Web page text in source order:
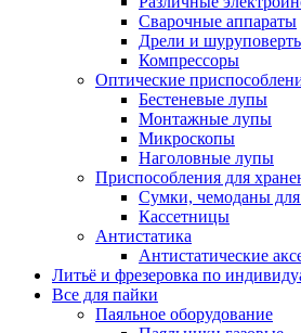
Сварочные аппараты
Дрели и
Компрессоры
Оптические
Бестеневые лупы
Монтажные лупы
Микроскопы
Наголовные лупы
Приспособления для
Сумки, чемоданы для
Кассетницы
Антистатика
Антистатические
Литьё и фрезеровка по
Все для пайки
Паяльное оборудование